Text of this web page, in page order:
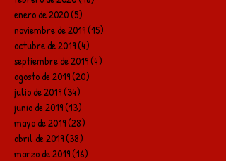
enero de 2020(5)
noviembre de 2019(15)
octubre de 2019(4)
septiembre de 2019(4)
agosto de 2019(20)
julio de 2019(34)
junio de 2019(13)
mayo de 2019(28)
abril de 2019(38)
marzo de 2019(16)